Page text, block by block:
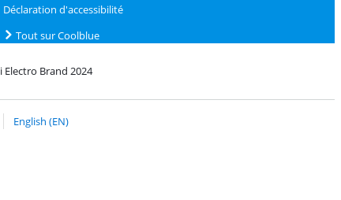
Déclaration d'accessibilité
Tout sur Coolblue
Electro Brand 2024
English (EN)